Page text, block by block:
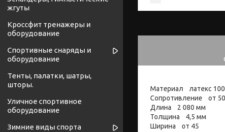
Материал латекс
Сопротивление от
Длина 2 080 мм
Толщина 4,5 мм
Ширина от 45
жгуты
Кроссфит тренажеры и
оборудование
Спортивные снаряды и
оборудование
Тенты, палатки, шатры,
шторы.
Уличное спортивное
оборудование
Зимние виды спорта